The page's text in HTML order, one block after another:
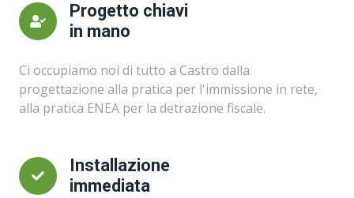
Progetto chiavi
in mano
Ci occupiamo noi di tutto a Castro dalla
progettazione alla pratica per l'immissione in rete,
alla pratica ENEA per la detrazione fiscale.
Installazione
immediata